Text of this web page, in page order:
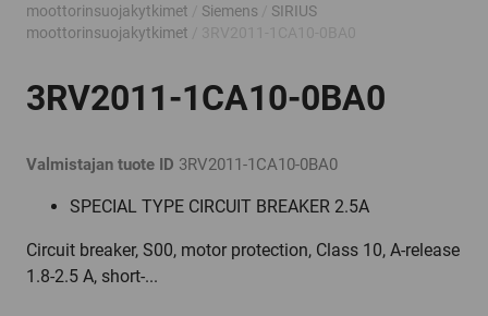
moottorinsuojakytkimet
Siemens
SIRIUS
moottorinsuojakytkimet
3RV2011-1CA10-0BA0
Valmistajan tuote ID 3RV2011-1CA10-0BA0
SPECIAL TYPE CIRCUIT BREAKER 2.5A
Circuit breaker, S00, motor protection, Class 10, A-release
1.8-2.5 A, short-...